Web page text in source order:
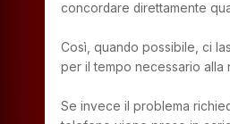
concordare direttamente
Così, quando possibile, ci
per il tempo necessario alla
Se invece il problema